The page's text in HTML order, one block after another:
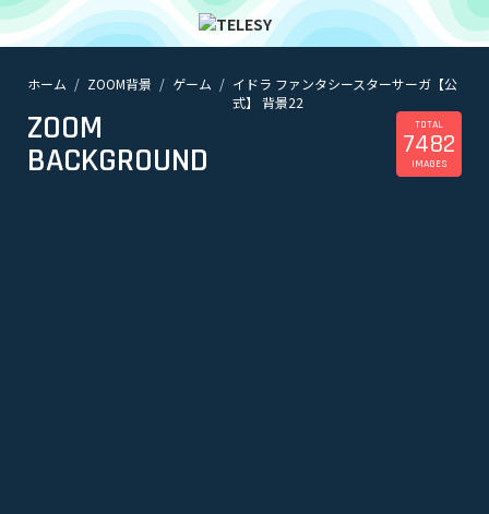
ホーム
ニュース
TELESYについて
ホーム ZOOM背景 ゲーム
イドラ ファンタシースターサーガ【公
式】 背景22
ZOOM
BACKGROUND
TOTAL
7482
IMAGES